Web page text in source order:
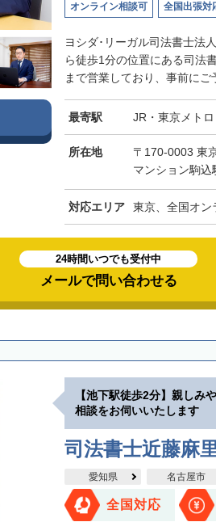
オンライン相談可 全国出張対
ヨシダ･リーガル司法書士法
ら徒歩1分の位置にある司法
まで営業しており、事前にご
最寄駅 JR・東京メト
所在地
〒170-0003 東
マンション駒込
対応エリア 東京、全国オン
24時間いつでも受付中
メールで問い合わせる
【池下駅徒歩2分】親しみ
相談をお伺いいたします
司法書士近藤麻
愛知県 名古屋市
全国対応